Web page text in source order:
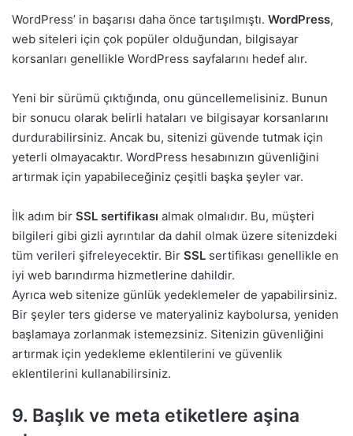
WordPress’ in başarısı daha önce tartışılmıştı. WordPress,
web siteleri için çok popüler olduğundan, bilgisayar
korsanları genellikle WordPress sayfalarını hedef alır.
Yeni bir sürümü çıktığında, onu güncellemelisiniz. Bunun
bir sonucu olarak belirli hataları ve bilgisayar korsanlarını
durdurabilirsiniz. Ancak bu, sitenizi güvende tutmak için
yeterli olmayacaktır. WordPress hesabınızın güvenliğini
artırmak için yapabileceğiniz çeşitli başka şeyler var.
İlk adım bir SSL sertifikası almak olmalıdır. Bu, müşteri
bilgileri gibi gizli ayrıntılar da dahil olmak üzere sitenizdeki
tüm verileri şifreleyecektir. Bir SSL sertifikası genellikle en
iyi web barındırma hizmetlerine dahildir.
Ayrıca web sitenize günlük yedeklemeler de yapabilirsiniz.
Bir şeyler ters giderse ve materyaliniz kaybolursa, yeniden
başlamaya zorlanmak istemezsiniz. Sitenizin güvenliğini
artırmak için yedekleme eklentilerini ve güvenlik
eklentilerini kullanabilirsiniz.
9. Başlık ve meta etiketlere aşina